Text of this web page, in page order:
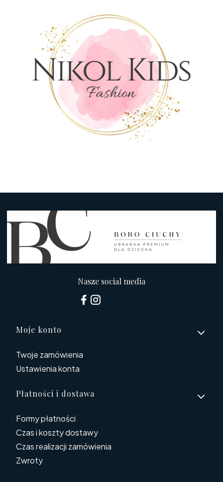
Nasze social media
Linki w stopce
Moje konto
Twoje zamówienia
Ustawienia konta
Płatności i dostawa
Formy płatności
Czas i koszty dostawy
Czas realizacji zamówienia
Zwroty